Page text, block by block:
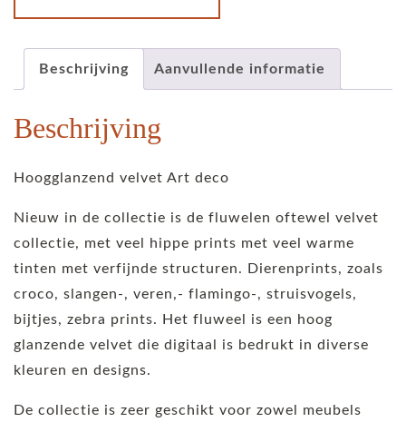
Beschrijving Aanvullende informatie
Beschrijving
Hoogglanzend velvet Art deco
Nieuw in de collectie is de fluwelen oftewel velvet
collectie, met veel hippe prints met veel warme
tinten met verfijnde structuren. Dierenprints, zoals
croco, slangen-, veren,- flamingo-, struisvogels,
bijtjes, zebra prints. Het fluweel is een hoog
glanzende velvet die digitaal is bedrukt in diverse
kleuren en designs.
De collectie is zeer geschikt voor zowel meubels